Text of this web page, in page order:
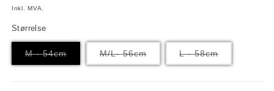
pris
Inkl. MVA.
Størrelse
M - 54cmVarianten
utsolgt
M/L- 56cmVarianten
er
utsolgt
L - 58cmVarianten
er
utsolgt